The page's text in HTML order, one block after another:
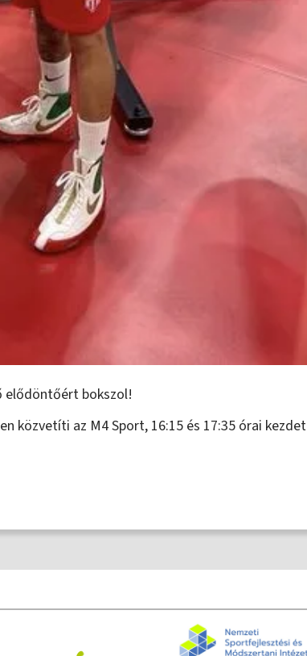
elődöntőért bokszol!
közvetíti az M4 Sport, 16:15 és 17:35 órai